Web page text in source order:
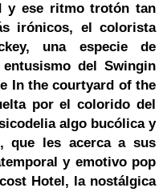
y ese ritmo trotón tan
irónicos, el colorista
una especie de
del Swingin
In the courtyard of the
por el colorido del
algo bucólica y
que les acerca a sus
y emotivo pop
Hotel, la nostálgica